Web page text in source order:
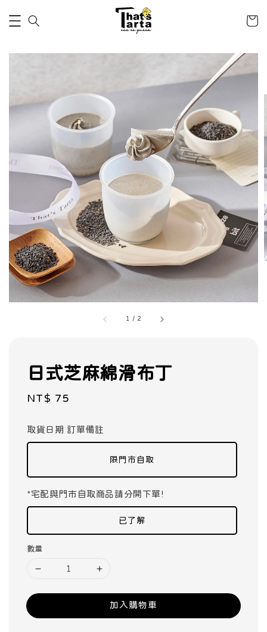
1 / 2
日式芝麻綿滑布丁
Regular
NT$ 75
取貨日期 訂單備註
限門市自取
*宅配與門市自取商品請分開下單!
已了解
數量
加入購物車